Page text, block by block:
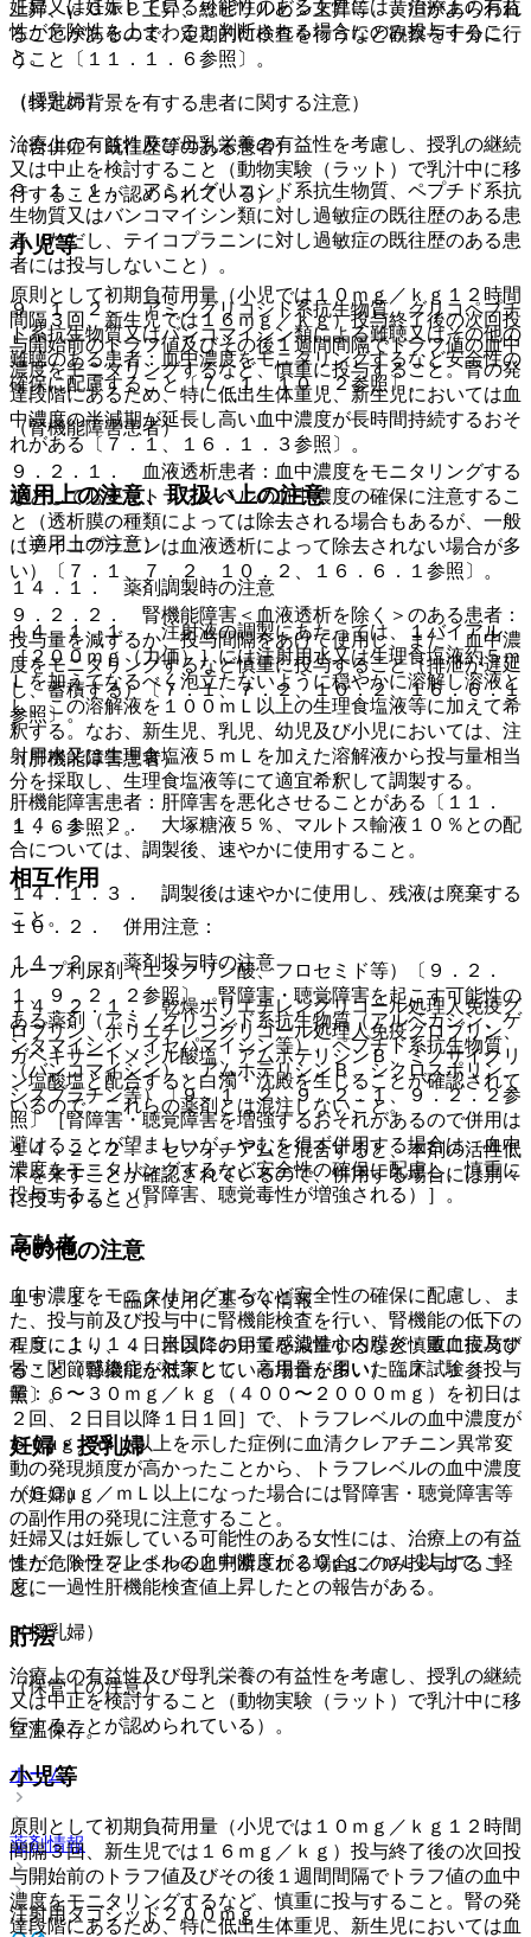
妊婦又は妊娠している可能性のある女性には、治療上の有益
性が危険性を上まわると判断される場合にのみ投与するこ
と。
（授乳婦）
治療上の有益性及び母乳栄養の有益性を考慮し、授乳の継続
又は中止を検討すること（動物実験（ラット）で乳汁中に移
行することが認められている）。
小児等
原則として初期負荷用量（小児では１０ｍｇ／ｋｇ１２時間
間隔３回、新生児では１６ｍｇ／ｋｇ）投与終了後の次回投
与開始前のトラフ値及びその後１週間間隔でトラフ値の血中
濃度をモニタリングするなど、慎重に投与すること。腎の発
達段階にあるため、特に低出生体重児、新生児においては血
中濃度の半減期が延長し高い血中濃度が長時間持続するおそ
れがある〔７．１、１６．１．３参照〕。
適用上の注意、取扱い上の注意
（適用上の注意）
１４．１． 薬剤調製時の注意
１４．１．１． 注射液の調製にあたっては、１バイアル
［２００ｍｇ（力価）］には注射用水又は生理食塩液約５ｍ
Ｌを加えてなるべく泡立たないように穏やかに溶解し溶液と
し、この溶解液を１００ｍＬ以上の生理食塩液等に加えて希
釈する。なお、新生児、乳児、幼児及び小児においては、注
射用水又は生理食塩液５ｍＬを加えた溶解液から投与量相当
分を採取し、生理食塩液等にて適宜希釈して調製する。
１４．１．２． 大塚糖液５％、マルトス輸液１０％との配
合については、調製後、速やかに使用すること。
１４．１．３． 調製後は速やかに使用し、残液は廃棄する
こと。
１４．２． 薬剤投与時の注意
１４．２．１． 乾燥ポリエチレングリコール処理人免疫グ
ロブリン、ポリエチレングリコール処理人免疫グロブリン、
ガベキサートメシル酸塩、アムホテリシンＢ、ミノサイクリ
ン塩酸塩と配合すると白濁・沈殿を生じることが確認されて
いるので、これらの薬剤とは混注しないこと。
１４．２．２． セフォチアムと混合すると、本剤の活性低
下を来すことが確認されているので、併用する場合には別々
に投与すること。
その他の注意
１５．１． 臨床使用に基づく情報
１５．１．１． 米国において感染性心内膜炎・敗血症及び
骨・関節感染症を対象とし、高用量を用いた臨床試験［投与
量：６〜３０ｍｇ／ｋｇ（４００〜２０００ｍｇ）を初日は
２回、２日目以降１日１回］で、トラフレベルの血中濃度が
６０μｇ／ｍＬ以上を示した症例に血清クレアチニン異常変
動の発現頻度が高かったことから、トラフレベルの血中濃度
が６０μｇ／ｍＬ以上になった場合には腎障害・聴覚障害等
の副作用の発現に注意すること。
また、トラフレベルの血中濃度が２０μｇ／ｍＬ以上で、軽
度に一過性肝機能検査値上昇したとの報告がある。
貯法
（保管上の注意）
室温保存。
ホーム
薬剤情報
注射用タゴシッド２００ｍｇ
上昇、γ−ＧＴＰ上昇、総ビリルビン上昇等、黄疸があらわれ
ることがあるので、定期的に検査を行うなど観察を十分に行
うこと〔１１．１．６参照〕。
（特定の背景を有する患者に関する注意）
（合併症・既往歴等のある患者）
９．１．１． アミノグリコシド系抗生物質、ペプチド系抗
生物質又はバンコマイシン類に対し過敏症の既往歴のある患
者（ただし、テイコプラニンに対し過敏症の既往歴のある患
者には投与しないこと）。
９．１．２． アミノグリコシド系抗生物質、グリコペプチ
ド系抗生物質又はバンコマイシン類による難聴又はその他の
難聴のある患者：血中濃度をモニタリングするなど安全性の
確保に配慮すること〔７．１、１０．２参照〕。
（腎機能障害患者）
９．２．１． 血液透析患者：血中濃度をモニタリングする
などして必要なトラフレベルの血中濃度の確保に注意するこ
と（透析膜の種類によっては除去される場合もあるが、一般
にテイコプラニンは血液透析によって除去されない場合が多
い）〔７．１、７．２、１０．２、１６．６．１参照〕。
９．２．２． 腎機能障害＜血液透析を除く＞のある患者：
投与量を減ずるか、投与間隔をあけて使用し、また、血中濃
度をモニタリングするなど慎重に投与すること（排泄が遅延
し、蓄積する）〔７．１、７．２、１０．２、１６．６．１
参照〕。
（肝機能障害患者）
肝機能障害患者：肝障害を悪化させることがある〔１１．
１．６参照〕。
相互作用
１０．２． 併用注意：
ループ利尿剤（エタクリン酸、フロセミド等）〔９．２．
１、９．２．２参照〕、腎障害・聴覚障害を起こす可能性の
ある薬剤（アミノグリコシド系抗生物質（アルベカシン、ゲ
ンタマイシン、イセパマイシン等）、ペプチド系抗生物質
（バンコマイシン）、アムホテリシンＢ、シクロスポリン、
シスプラチン等）〔９．１．２、９．２．１、９．２．２参
照〕［腎障害・聴覚障害を増強するおそれがあるので併用は
避けることが望ましいが、やむを得ず併用する場合は、血中
濃度をモニタリングするなど安全性の確保に配慮し、慎重に
投与すること（腎障害、聴覚毒性が増強される）］。
高齢者
血中濃度をモニタリングするなど安全性の確保に配慮し、ま
た、投与前及び投与中に腎機能検査を行い、腎機能の低下の
程度により、４日目以降の用量を減量するなど慎重に投与す
ること（腎機能が低下している場合が多い）〔７．１参
照〕。
妊婦・授乳婦
（妊婦）
妊婦又は妊娠している可能性のある女性には、治療上の有益
性が危険性を上まわると判断される場合にのみ投与するこ
と。
（授乳婦）
治療上の有益性及び母乳栄養の有益性を考慮し、授乳の継続
又は中止を検討すること（動物実験（ラット）で乳汁中に移
行することが認められている）。
小児等
原則として初期負荷用量（小児では１０ｍｇ／ｋｇ１２時間
間隔３回、新生児では１６ｍｇ／ｋｇ）投与終了後の次回投
与開始前のトラフ値及びその後１週間間隔でトラフ値の血中
濃度をモニタリングするなど、慎重に投与すること。腎の発
達段階にあるため、特に低出生体重児、新生児においては血